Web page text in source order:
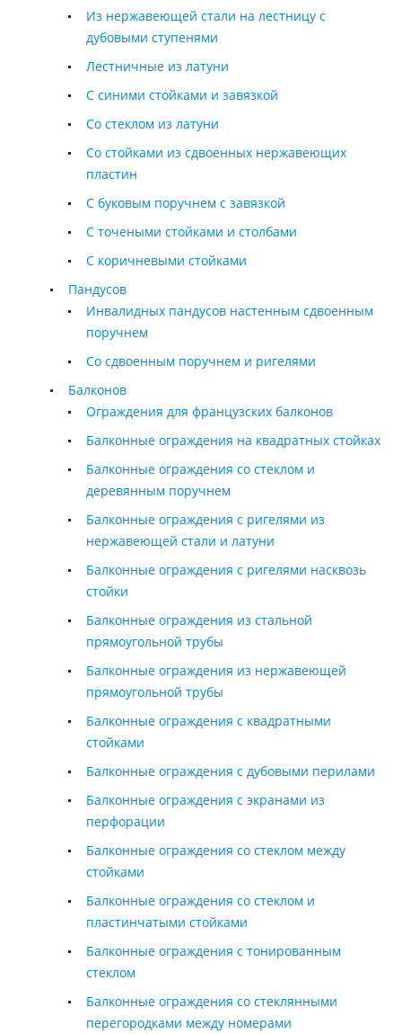
Из нержавеющей стали на лестницу с
дубовыми ступенями
Лестничные из латуни
С синими стойками и завязкой
Со стеклом из латуни
Со стойками из сдвоенных нержавеющих
пластин
С буковым поручнем с завязкой
С точеными стойками и столбами
С коричневыми стойками
Пандусов
Инвалидных пандусов настенным сдвоенным
поручнем
Со сдвоенным поручнем и ригелями
Балконов
Ограждения для французских балконов
Балконные ограждения на квадратных стойках
Балконные ограждения со стеклом и
деревянным поручнем
Балконные ограждения с ригелями из
нержавеющей стали и латуни
Балконные ограждения с ригелями насквозь
стойки
Балконные ограждения из стальной
прямоугольной трубы
Балконные ограждения из нержавеющей
прямоугольной трубы
Балконные ограждения с квадратными
стойками
Балконные ограждения с дубовыми перилами
Балконные ограждения с экранами из
перфорации
Балконные ограждения со стеклом между
стойками
Балконные ограждения со стеклом и
пластинчатыми стойками
Балконные ограждения с тонированным
стеклом
Балконные ограждения со стеклянными
перегородками между номерами